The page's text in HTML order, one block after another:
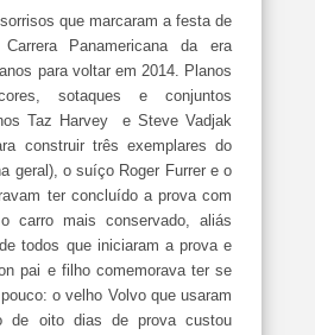
que marcaram a festa de
Panamericana da era
para voltar em 2014. Planos
sotaques e conjuntos
Taz Harvey e Steve Vadjak
construir três exemplares do
geral), o suíço Roger Furrer e o
ter concluído a prova com
carro mais conservado, aliás
todos que iniciaram a prova e
pai e filho comemorava ter se
o velho Volvo que usaram
de oito dias de prova custou